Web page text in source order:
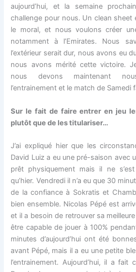
aujourd’hui, et la semaine
challenge pour nous. Un clean
le moral, et nous voulons créer
notamment à l’Emirates. Nous
l’extérieur serait dur, nous avons eu
nous avons mérité cette victoire.
nous devons maintenant
l’entrainement et le match de Samedi
Sur le fait de faire entrer en jeu
plutôt que de les titulariser…
J’ai expliqué hier que les
David Luiz a eu une pré-saison avec
prêt physiquement mais il ne
qu’hier. Vendredi il n’a eu que 30
de la confiance à Sokratis et
bien ensemble. Nicolas Pépé est
et il a besoin de retrouver sa
être capable de jouer à 100%
minutes d’aujourd’hui ont été
avant Pépé, mais il a eu une petite
l’entrainement. Aujourd’hui, il a fait